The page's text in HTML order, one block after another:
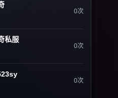
0次
私服
0次
0次